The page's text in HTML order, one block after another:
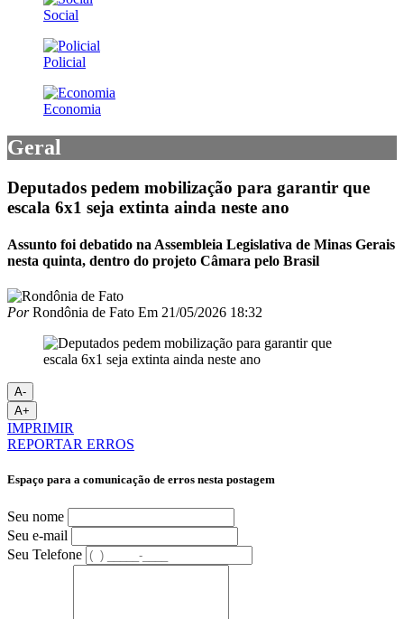
Social
Policial
Economia
Geral
Deputados pedem mobilização para garantir que
escala 6x1 seja extinta ainda neste ano
Assunto foi debatido na Assembleia Legislativa de Minas Gerais
nesta quinta, dentro do projeto Câmara pelo Brasil
PorRondônia de Fato Em 21/05/2026 18:32
A-
A+
IMPRIMIR
REPORTAR ERROS
Espaço para a comunicação de erros nesta postagem
Seu nome
Seu e-mail
Seu Telefone